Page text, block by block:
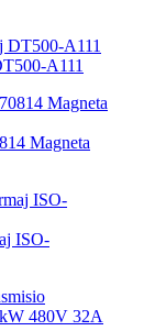
A111
Magneta
ISO-